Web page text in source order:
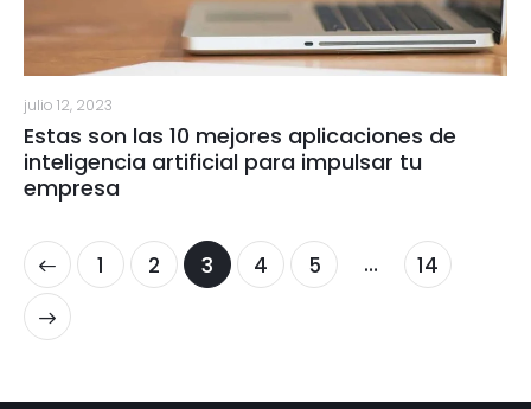
julio 12, 2023
Estas son las 10 mejores aplicaciones de
inteligencia artificial para impulsar tu
empresa
1 2 3 4 5 … 14